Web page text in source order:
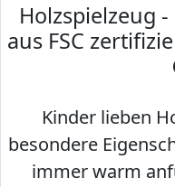
Holzspielzeug
aus FSC
Kinder lieben
besondere
immer warm